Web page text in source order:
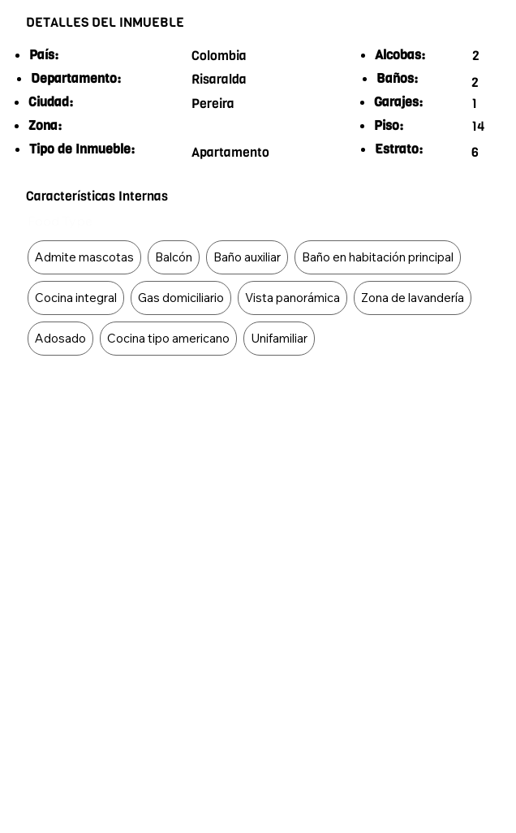
Características Internas
Admite mascotas Balcón Baño auxiliar Baño en habitación principal
Cocina integral Gas domiciliario Vista panorámica Zona de lavandería
Adosado Cocina tipo americano Unifamiliar
DETALLES DEL INMUEBLE
País:
Colombia
Departamento:
Risaralda
Ciudad:
Pereira
Zona:
Tipo de Inmueble:
Apartamento
Alcobas:
2
Baños:
2
Garajes:
1
Piso:
14
Estrato:
6